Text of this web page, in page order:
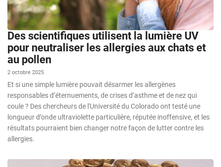
Des scientifiques utilisent la lumière UV
pour neutraliser les allergies aux chats et
au pollen
2 octobre 2025
Et si une simple lumière pouvait désarmer les allergènes
responsables d’éternuements, de crises d’asthme et de nez qui
coule ? Des chercheurs de l'Université du Colorado ont testé une
longueur d’onde ultraviolette particulière, réputée inoffensive, et les
résultats pourraient bien changer notre façon de lutter contre les
allergies.